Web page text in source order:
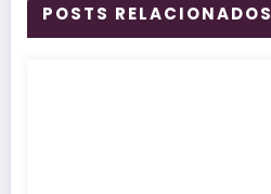
POSTS RELACIONADOS